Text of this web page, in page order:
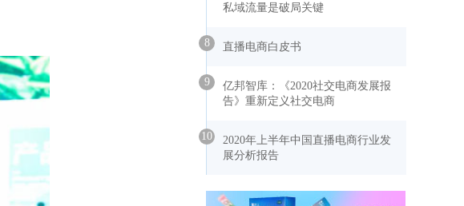
私域流量是破局关键
8 直播电商白皮书
9
亿邦智库：《2020社交电商发展报
告》重新定义社交电商
10
2020年上半年中国直播电商行业发
展分析报告